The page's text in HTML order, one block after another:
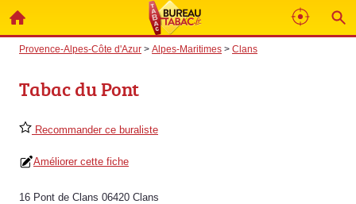
Provence-Alpes-Côte d'Azur > Alpes-Maritimes > Clans
Tabac du Pont
Recommander ce buraliste
Améliorer cette fiche
16 Pont de Clans 06420 Clans